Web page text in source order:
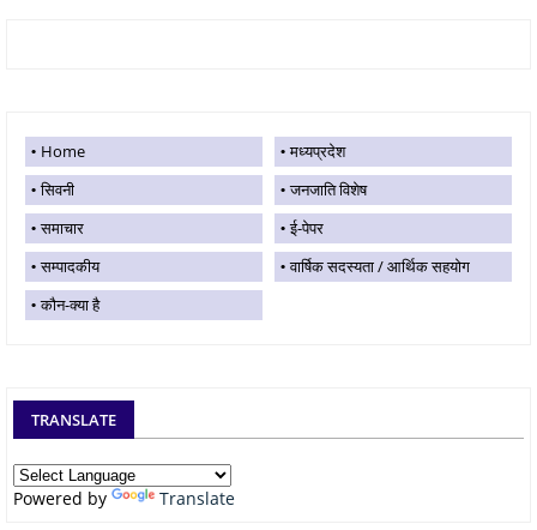
Home
मध्यप्रदेश
सिवनी
जनजाति विशेष
समाचार
ई-पेपर
सम्पादकीय
वार्षिक सदस्यता / आर्थिक सहयोग
कौन-क्या है
TRANSLATE
Powered by Translate